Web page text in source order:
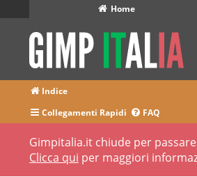
Home
Indice
Collegamenti Rapidi
FAQ
Gimpitalia.it chiude per
Clicca qui per maggiori